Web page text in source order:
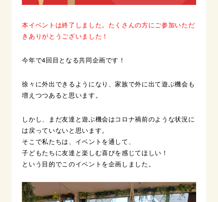
本イベントは終了しました。たくさんの方にご参加いただ
きありがとうございました！
今年で4回目となる共同企画です！
徐々に外出できるようになり、家族で外に出て遊ぶ機会も
増えつつあると思います。
しかし、まだ友達と遊ぶ機会はコロナ禍前のような状況に
は戻っていないと思います。
そこで私たちは、イベントを通して、
子どもたちに友達と楽しむ喜びを感じてほしい！
という目的でこのイベントを企画しました。